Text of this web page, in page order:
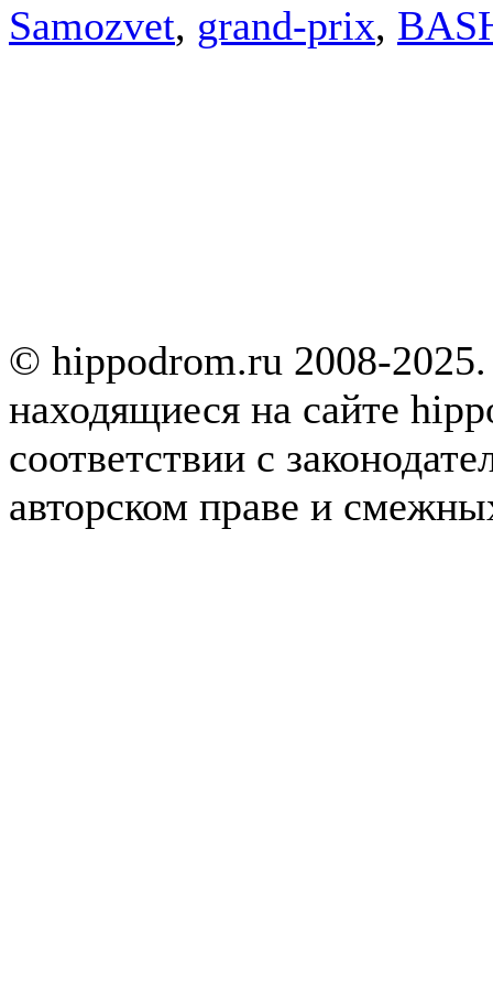
Samozvet, grand-prix,
© hippodrom.ru 2008-
находящиеся на сайте
соответствии с
авторском праве и